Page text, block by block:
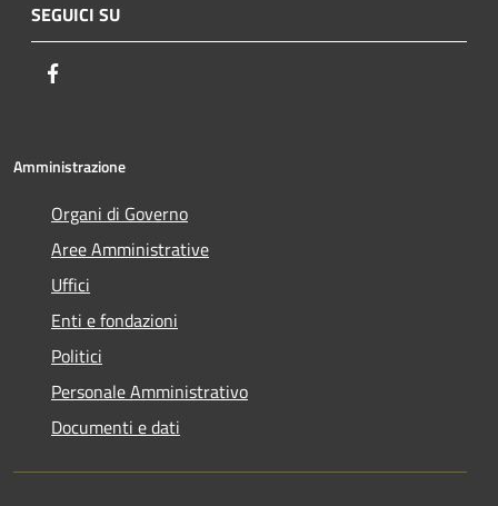
SEGUICI SU
Amministrazione
Organi di Governo
Aree Amministrative
Uffici
Enti e fondazioni
Politici
Personale Amministrativo
Documenti e dati